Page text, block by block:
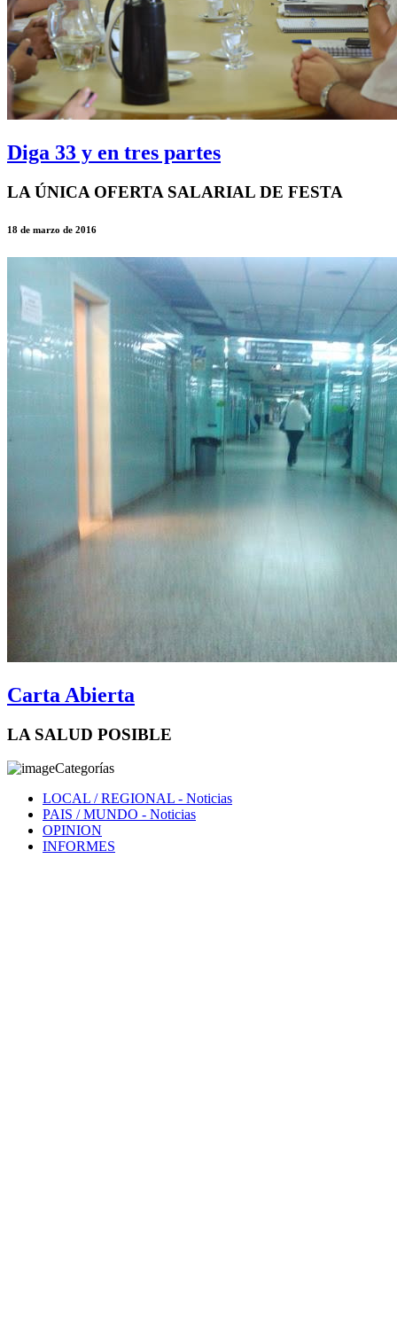
Diga 33 y en tres partes
LA ÚNICA OFERTA SALARIAL DE FESTA
18 de marzo de 2016
Carta Abierta
LA SALUD POSIBLE
Categorías
LOCAL / REGIONAL - Noticias
PAIS / MUNDO - Noticias
OPINION
INFORMES